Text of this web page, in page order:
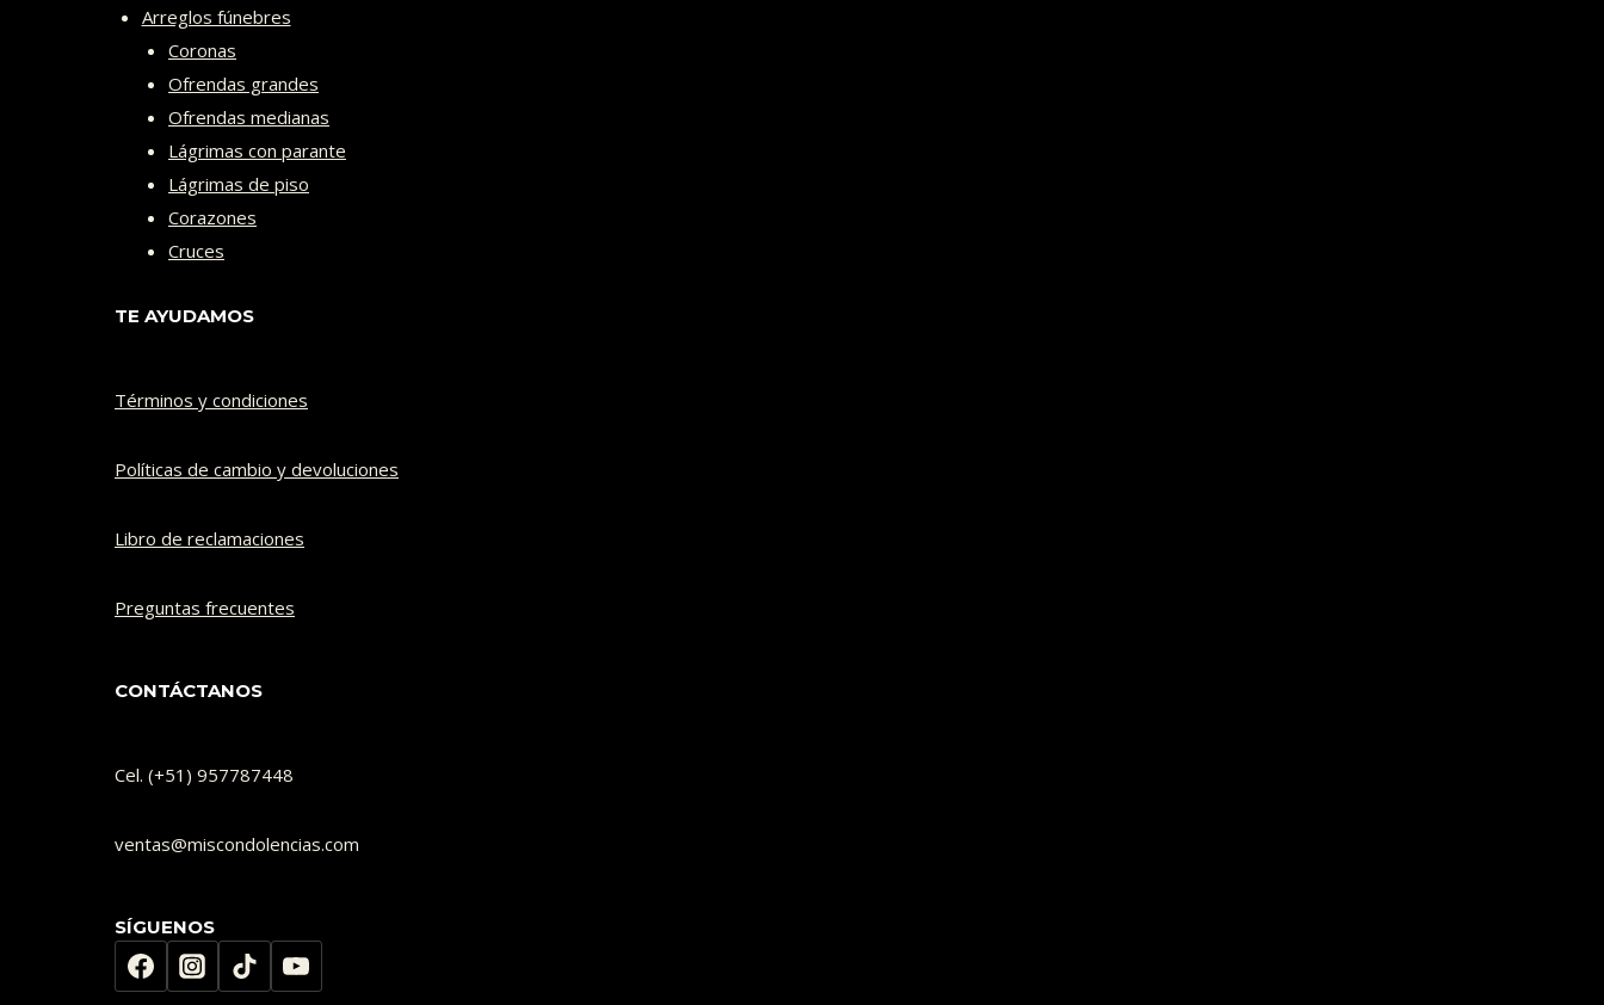
Arreglos fúnebres
Coronas
Ofrendas grandes
Ofrendas medianas
Lágrimas con parante
Lágrimas de piso
Corazones
Cruces
TE AYUDAMOS
Términos y condiciones
Políticas de cambio y devoluciones​
Libro de reclamaciones
Preguntas frecuentes
CONTÁCTANOS
Cel. (+51) 957787448
ventas@miscondolencias.com
SÍGUENOS